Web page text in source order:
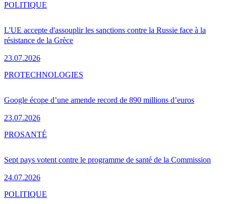
L'UE accepte d'assouplir les sanctions contre la Russie face à la
résistance de la Grèce
23.07.2026
POLITIQUE
Google écope d’une amende record de 890 millions d’euros
23.07.2026
PROTECHNOLOGIES
Sept pays votent contre le programme de santé de la Commission
24.07.2026
PROSANTÉ
POLITIQUE